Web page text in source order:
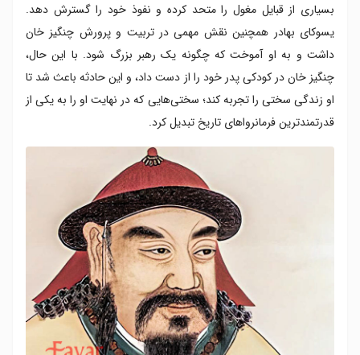
بسیاری از قبایل مغول را متحد کرده و نفوذ خود را گسترش دهد.
یسوکای بهادر همچنین نقش مهمی در تربیت و پرورش چنگیز خان
داشت و به او آموخت که چگونه یک رهبر بزرگ شود. با این حال،
چنگیز خان در کودکی پدر خود را از دست داد، و این حادثه باعث شد تا
او زندگی سختی را تجربه کند؛ سختی‌هایی که در نهایت او را به یکی از
قدرتمندترین فرمانرواهای تاریخ تبدیل کرد.